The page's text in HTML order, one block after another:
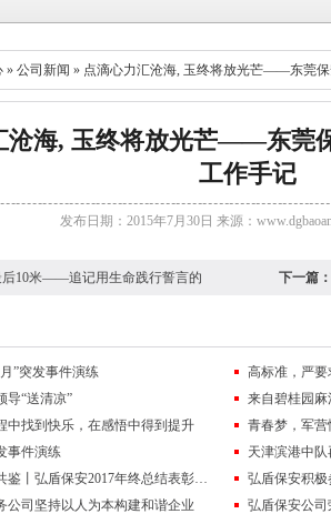
» 公司新闻 » 点滴心力汇沧海, 玉终将放光芒——东莞
沧海, 玉终将放光芒——东莞
工作手记
发布日期：2015年7月30日 来源：
后10米——追记用生命践行誓言的 下一篇：
”突发事件演练
高标准，严
导“送清凉”
来自碧桂园
中找到快乐，在感悟中得到提升
事件演练
天津滨港中
盛宴华章，邀您共鉴丨弘盾保安2017年终总结表彰大会暨2018迎春联欢晚会回顾
弘盾保安积
公司坚持以人为本构建和谐企业
弘盾保安公司